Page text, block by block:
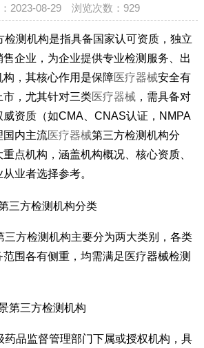
2023-08-29 浏览次数： 929
检测机构是指具备国家认可资质，独立
售企业，为企业提供专业检测服务、出
，其核心作用是保障医疗器械安全有
，尤其针对三类医疗器械 ，需具备对
威资质（如CMA、CNAS认证，NMPA
国内主流医疗器械第三方检测机构分
点机构，涵盖机构概况、核心资质、
业者选择参考。
三方检测机构分类
三方检测机构主要分为两大类别，各类
围各有侧重，均需满足医疗器械检测
第三方检测机构
药品监督管理部门下属或授权机构，具